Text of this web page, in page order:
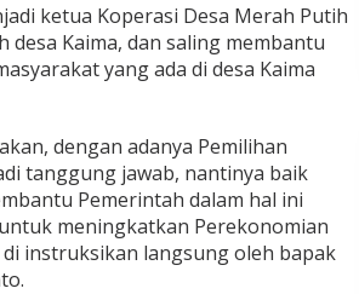
ketua Koperasi Desa Merah Putih
Kaima, dan saling membantu
yang ada di desa Kaima
dengan adanya Pemilihan
tanggung jawab, nantinya baik
Pemerintah dalam hal ini
meningkatkan Perekonomian
instruksikan langsung oleh bapak